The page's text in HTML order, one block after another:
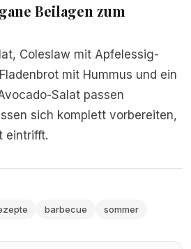
Beilagen zum
Coleslaw mit Apfelessig-
mit Hummus und ein
Salat passen
sich komplett vorbereiten,
eintrifft.
barbecue sommer